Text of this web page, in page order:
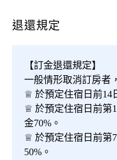
退還規定
【訂金退還規定】
一般情形取消訂房者
♕ 於預定住宿日前14
♕ 於預定住宿日前第
金70%。
♕ 於預定住宿日前第
50%。